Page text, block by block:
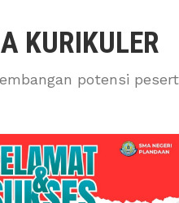
KURIKULER
potensi